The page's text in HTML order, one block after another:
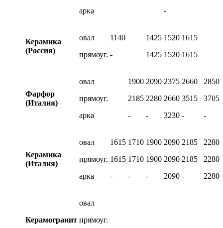
арка
-
Керамика
(Россия)
овал
прямоуг.
1140
-
1425
1425
1520
1520
1615
1615
Фарфор
(Италия)
овал
прямоуг.
арка
1900
2185
-
2090
2280
-
2375
2660
3230
2660
3515
-
2850
3705
-
Керамика
(Италия)
овал
прямоуг.
арка
1615
1615
-
1710
1710
-
1900
1900
-
2090
2090
2090
2185
2185
-
2280
2280
2280
Керамогранит
овал
прямоуг.